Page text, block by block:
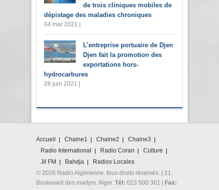
de trois cliniques mobiles de
dépistage des maladies chroniques
04 mar 2021 |
L’entreprise portuaire de Djen
Djen fait la promotion des
exportations hors-
hydrocarbures
28 juin 2021 |
Accueil Chaine1 Chaine2
Chaine3
Radio International
Radio Coran
Culture
Jil FM
Bahdja
Radios Locales
© 2026 Radio Algérienne. tous droits réservés. | 21,
Boulevard des martyrs. Alger. Tél: 023 500 301 |
Fax: